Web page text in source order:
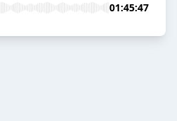
01:45:47